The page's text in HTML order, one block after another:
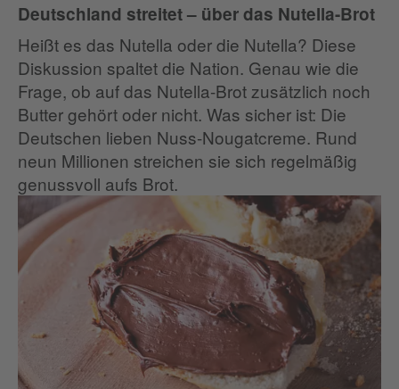
Deutschland streitet – über das Nutella-Brot
Heißt es das Nutella oder die Nutella? Diese
Diskussion spaltet die Nation. Genau wie die
Frage, ob auf das Nutella-Brot zusätzlich noch
Butter gehört oder nicht. Was sicher ist: Die
Deutschen lieben Nuss-Nougatcreme. Rund
neun Millionen streichen sie sich regelmäßig
genussvoll aufs Brot.